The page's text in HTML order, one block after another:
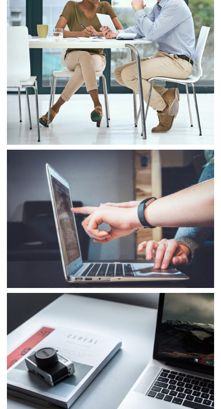
Banking Finance
Business
Project 9
Finance
Web Design
Business Consulting
Project 10
Business Sale
Business Consulting
Project 11